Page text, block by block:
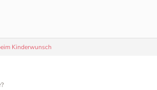
Kinderwunsch